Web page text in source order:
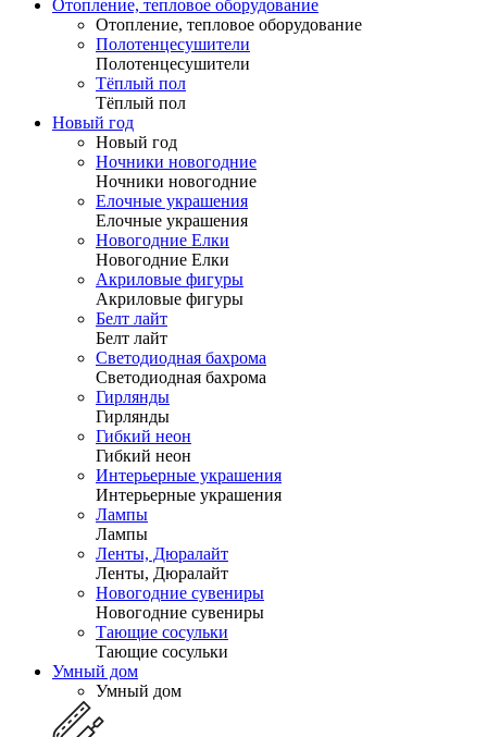
Отопление, тепловое оборудование
Отопление, тепловое оборудование
Полотенцесушители
Полотенцесушители
Тёплый пол
Тёплый пол
Новый год
Новый год
Ночники новогодние
Ночники новогодние
Елочные украшения
Елочные украшения
Новогодние Елки
Новогодние Елки
Акриловые фигуры
Акриловые фигуры
Белт лайт
Белт лайт
Светодиодная бахрома
Светодиодная бахрома
Гирлянды
Гирлянды
Гибкий неон
Гибкий неон
Интерьерные украшения
Интерьерные украшения
Лампы
Лампы
Ленты, Дюралайт
Ленты, Дюралайт
Новогодние сувениры
Новогодние сувениры
Тающие сосульки
Тающие сосульки
Умный дом
Умный дом